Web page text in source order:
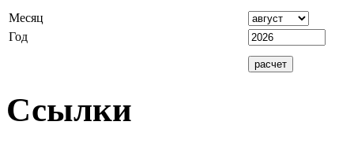
Месяц
Год
Ссылки